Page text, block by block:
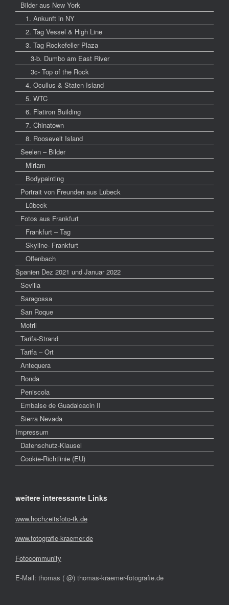
Bilder aus New York
1. Ankunft in NY
2. Tag Vessel & High Line
3. Tag Rockefeller Plaza
3-b. Dumbo am East River
3c- Top of the Rock
4. Ocullus & Staten Island
5. WTC
6. Flatiron Building
7. Chinatown
8. Roosevelt Island
Seelen – Bilder
Miriam
Bodypainting
Portrait von Freunden aus Lübeck
Lübeck
Fotos aus Frankfurt
Frankfurt – Tag
Skyline- Frankfurt
Offenbach
Spanien Dez 2021 und Januar 2022
Sevilla
Saragossa
San Roque
Motril
Tarifa-Strand
Tarifa – Ort
Antequera
Ronda
Peniscola
Embalse de Guadalcacin II
Sierra Nevada
Impressum
Datenschutz-Klausel
Cookie-Richtlinie (EU)
weitere interessante Links
www.hochzeitsfoto-tk.de
www.fotografie-kraemer.de
Fotocommunity
E-Mail: thomas ( @) thomas-kraemer-fotografie.de